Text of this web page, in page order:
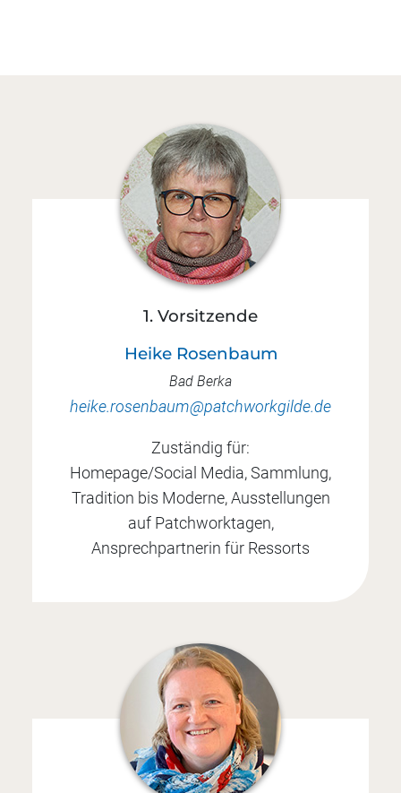
1. Vorsitzende
Heike Rosenbaum
Bad Berka
heike.rosenbaum@patchworkgilde.de
Zuständig für:
Homepage/Social Media, Sammlung,
Tradition bis Moderne, Ausstellungen
auf Patchworktagen,
Ansprechpartnerin für Ressorts